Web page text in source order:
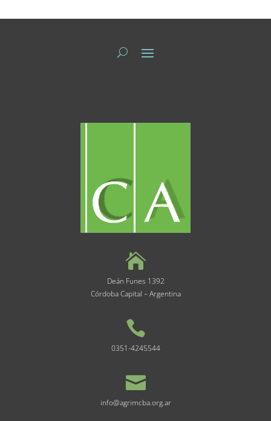

Deán Funes 1392
Córdoba Capital – Argentina

0351-4245544

info@agrimcba.org.ar